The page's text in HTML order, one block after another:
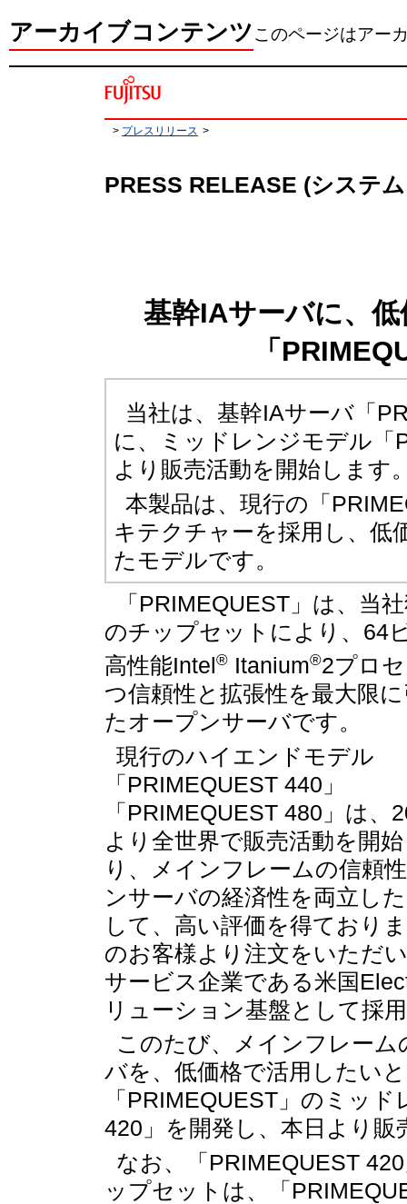
アーカイブコンテンツこのページはアー
> プレスリリース >
PRESS RELEASE (システ
基幹IAサーバに、
「
当社は、基幹IAサーバ「
に、ミッドレンジモデル「
より販売活動を開始します
本製品は、現行の「
キテクチャーを採用し、低
たモデルです。
「PRIMEQUEST」は、当
のチップセットにより、64
高性能Intel® Itanium®2プロ
つ信頼性と拡張性を最大限
たオープンサーバです。
現行のハイエンドモデル
「PRIMEQUEST 440」
「PRIMEQUEST 480」は、
より全世界で販売活動を開
り、メインフレームの信頼
ンサーバの経済性を両立し
して、高い評価を得ており
のお客様より注文をいただ
サービス企業である米国
リューション基盤として採
このたび、メインフレー
バを、低価格で活用したい
「PRIMEQUEST」のミッ
420」を開発し、本日より販
なお、「PRIMEQUEST
ップセットは、「